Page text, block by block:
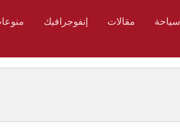
سياحة مقالات إنفوجرافيك